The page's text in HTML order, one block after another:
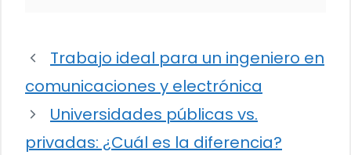
Trabajo ideal para un ingeniero en
comunicaciones y electrónica
Universidades públicas vs.
privadas: ¿Cuál es la diferencia?